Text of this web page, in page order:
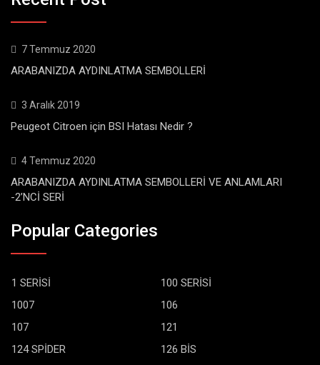
7 Temmuz 2020
ARABANIZDA AYDINLATMA SEMBOLLERİ
3 Aralık 2019
Peugeot Citroen için BSI Hatası Nedir ?
4 Temmuz 2020
ARABANIZDA AYDINLATMA SEMBOLLERİ VE ANLAMLARI
-2’NCİ SERİ
Popular Categories
1 SERİSİ
100 SERİSİ
1007
106
107
121
124 SPİDER
126 BİS